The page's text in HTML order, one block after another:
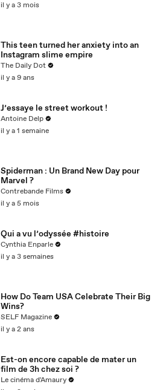
il y a 3 mois
This teen turned her anxiety into an
Instagram slime empire
The Daily Dot
il y a 9 ans
J’essaye le street workout !
Antoine Delp
il y a 1 semaine
Spiderman : Un Brand New Day pour
Marvel ?
Contrebande Films
il y a 5 mois
Qui a vu l’odyssée #histoire
Cynthia Enparle
il y a 3 semaines
How Do Team USA Celebrate Their Big
Wins?
SELF Magazine
il y a 2 ans
Est-on encore capable de mater un
film de 3h chez soi ?
Le cinéma d'Amaury